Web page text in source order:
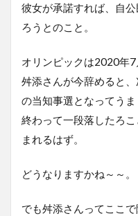
彼女が承諾すれば、自
ろうとのこと。
オリンピックは2020年
舛添さんが今辞めると
の当知事選となってう
終わって一段落したろ
まれるはず。
どうなりますかね～～。
でも舛添さんってここ